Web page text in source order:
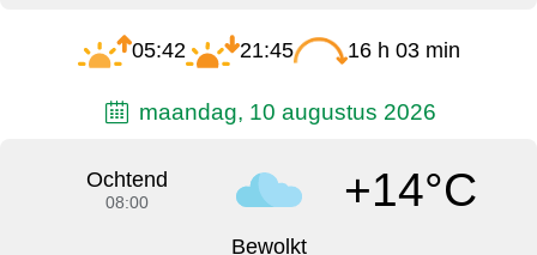
05:42 21:45 16 h 03 min
maandag, 10 augustus 2026
Ochtend
08:00 +14°C
Bewolkt